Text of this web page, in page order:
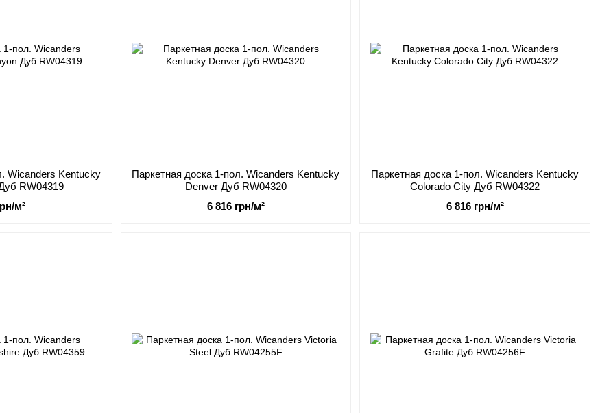
Wicanders Kentucky
RW04319
м²
Паркетная доска 1-пол. Wicanders Kentucky
Denver Дуб RW04320
6 816 грн/м²
Паркетная доска 1-пол. Wicanders Kentucky
Colorado City Дуб RW04322
6 816 грн/м²